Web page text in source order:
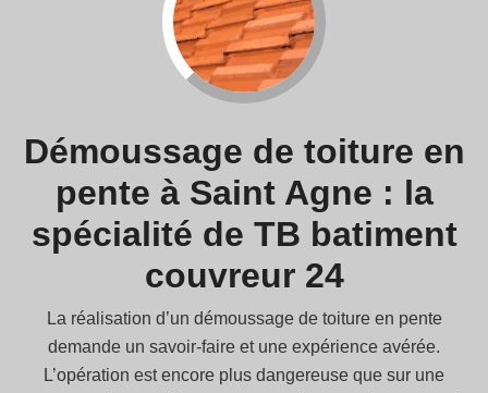
Démoussage de toiture en
pente à Saint Agne : la
spécialité de TB batiment
couvreur 24
La réalisation d’un démoussage de toiture en pente
demande un savoir-faire et une expérience avérée.
L’opération est encore plus dangereuse que sur une